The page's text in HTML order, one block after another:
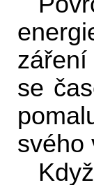
se
svého